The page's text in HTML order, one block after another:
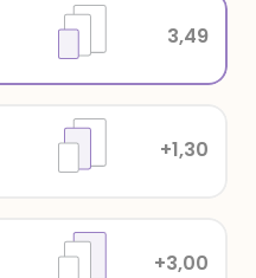
+3,00
+1,30
3,49